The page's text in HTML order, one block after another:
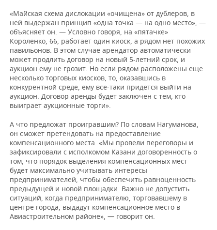
«Майская схема дислокации «очищена» от дублеров, в
ней выдержан принцип «одна точка — на одно место», —
объясняет он. — Условно говоря, на «пятачке»
Короленко, 66, работает один киоск, а рядом нет похожих
павильонов. В этом случае арендатор автоматически
может продлить договор на новый 5-летний срок, и
аукцион ему не грозит. Но если рядом расположены еще
несколько торговых киосков, то, оказавшись в
конкурентной среде, ему все-таки придется выйти на
аукцион. Договор аренды будет заключен с тем, кто
выиграет аукционные торги».
А что предложат проигравшим? По словам Нагуманова,
он сможет претендовать на предоставление
компенсационного места. «Мы провели переговоры и
зафиксировали с исполкомом Казани договоренность о
том, что порядок выделения компенсационных мест
будет максимально учитывать интересы
предпринимателей, чтобы обеспечить равноценность
предыдущей и новой площадки. Важно не допустить
ситуаций, когда предпринимателю, торговавшему в
центре города, выдадут компенсационное место в
Авиастроительном районе», — говорит он.